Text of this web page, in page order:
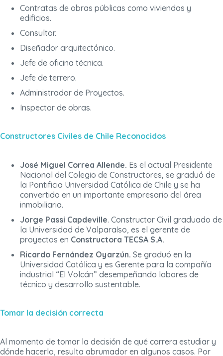
Contratas de obras públicas como viviendas y
edificios.
Consultor.
Diseñador arquitectónico.
Jefe de oficina técnica.
Jefe de terrero.
Administrador de Proyectos.
Inspector de obras.
Constructores Civiles de Chile Reconocidos
José Miguel Correa Allende. Es el actual Presidente
Nacional del Colegio de Constructores, se graduó de
la Pontificia Universidad Católica de Chile y se ha
convertido en un importante empresario del área
inmobiliaria.
Jorge Passi Capdeville. Constructor Civil graduado de
la Universidad de Valparaíso, es el gerente de
proyectos en Constructora TECSA S.A.
Ricardo Fernández Oyarzún. Se graduó en la
Universidad Católica y es Gerente para la compañía
industrial “El Volcán” desempeñando labores de
técnico y desarrollo sustentable.
Tomar la decisión correcta
Al momento de tomar la decisión de qué carrera estudiar y
dónde hacerlo, resulta abrumador en algunos casos. Por